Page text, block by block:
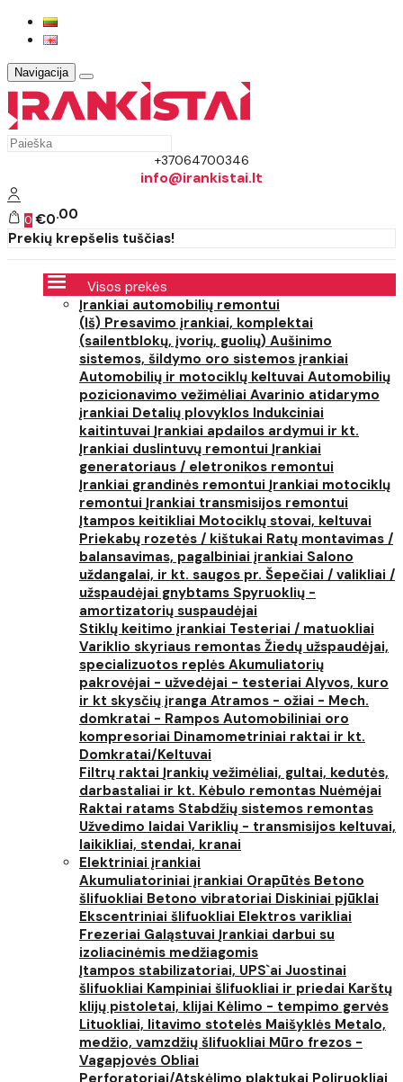
Navigacija
+37064700346
info@irankistai.lt
0 €0 00
Prekių krepšelis tuščias!
Visos prekės
Įrankiai automobilių remontui
(Iš) Presavimo įrankiai, komplektai
(sailentblokų, įvorių, guolių) Aušinimo
sistemos, šildymo oro sistemos įrankiai
Automobilių ir motociklų keltuvai Automobilių
pozicionavimo vežimėliai Avarinio atidarymo
įrankiai Detalių plovyklos Indukciniai
kaitintuvai Įrankiai apdailos ardymui ir kt.
Įrankiai duslintuvų remontui Įrankiai
generatoriaus / eletronikos remontui
Įrankiai grandinės remontui Įrankiai motociklų
remontui Įrankiai transmisijos remontui
Įtampos keitikliai Motociklų stovai, keltuvai
Priekabų rozetės / kištukai Ratų montavimas /
balansavimas, pagalbiniai įrankiai Salono
uždangalai, ir kt. saugos pr. Šepečiai / valikliai /
užspaudėjai gnybtams Spyruoklių -
amortizatorių suspaudėjai
Stiklų keitimo įrankiai Testeriai / matuokliai
Variklio skyriaus remontas Žiedų užspaudėjai,
specializuotos replės Akumuliatorių
pakrovėjai - užvedėjai - testeriai Alyvos, kuro
ir kt skysčių įranga Atramos - ožiai - Mech.
domkratai - Rampos Automobiliniai oro
kompresoriai Dinamometriniai raktai ir kt.
Domkratai/Keltuvai
Filtrų raktai Įrankių vežimėliai, gultai, kedutės,
darbastaliai ir kt. Kėbulo remontas Nuėmėjai
Raktai ratams Stabdžių sistemos remontas
Užvedimo laidai Variklių - transmisijos keltuvai,
laikikliai, stendai, kranai
Elektriniai įrankiai
Akumuliatoriniai įrankiai Orapūtės Betono
šlifuokliai Betono vibratoriai Diskiniai pjūklai
Ekscentriniai šlifuokliai Elektros varikliai
Frezeriai Galąstuvai Įrankiai darbui su
izoliacinėmis medžiagomis
Įtampos stabilizatoriai, UPS`ai Juostinai
šlifuokliai Kampiniai šlifuokliai ir priedai Karštų
klijų pistoletai, klijai Kėlimo - tempimo gervės
Lituokliai, litavimo stotelės Maišyklės Metalo,
medžio, vamzdžių šlifuokliai Mūro frezos -
Vagapjovės Obliai
Perforatoriai/Atskėlimo plaktukai Poliruokliai